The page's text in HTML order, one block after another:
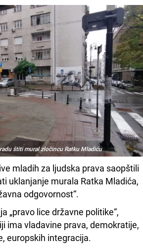
štiti mural zločincu Ratku Mladiću
mladih za ljudska prava saopštili
uklanjanje murala Ratka Mladića,
odgovornost“.
„pravo lice državne politike“,
ima vladavine prava, demokratije,
europskih integracija.